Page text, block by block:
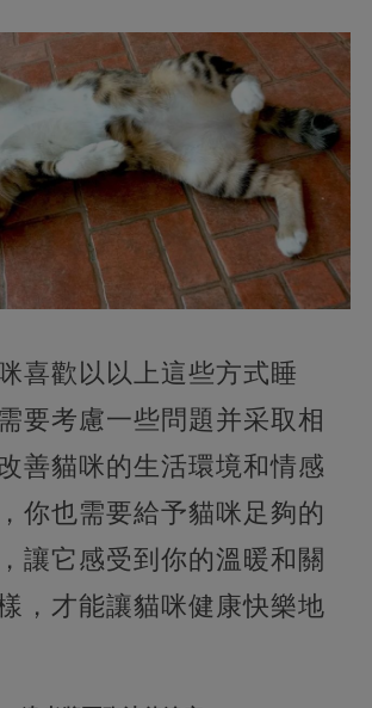
喜歡以以上這些方式睡
要考慮一些問題并采取相
善貓咪的生活環境和情感
你也需要給予貓咪足夠的
讓它感受到你的溫暖和關
，才能讓貓咪健康快樂地